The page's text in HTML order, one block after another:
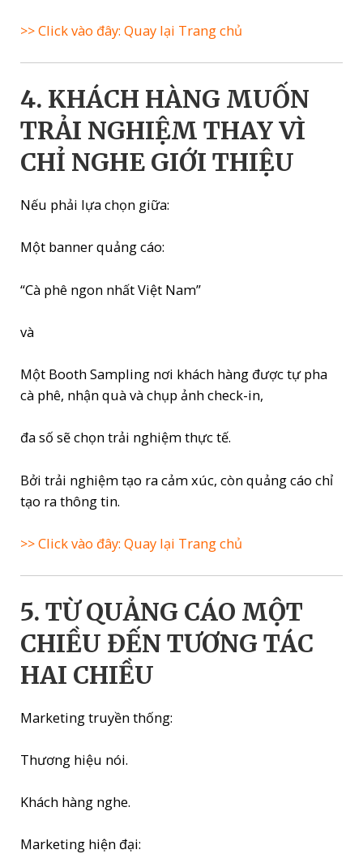
>> Click vào đây: Quay lại Trang chủ
4. KHÁCH HÀNG MUỐN
TRẢI NGHIỆM THAY VÌ
CHỈ NGHE GIỚI THIỆU
Nếu phải lựa chọn giữa:
Một banner quảng cáo:
“Cà phê ngon nhất Việt Nam”
và
Một Booth Sampling nơi khách hàng được tự pha
cà phê, nhận quà và chụp ảnh check-in,
đa số sẽ chọn trải nghiệm thực tế.
Bởi trải nghiệm tạo ra cảm xúc, còn quảng cáo chỉ
tạo ra thông tin.
>> Click vào đây: Quay lại Trang chủ
5. TỪ QUẢNG CÁO MỘT
CHIỀU ĐẾN TƯƠNG TÁC
HAI CHIỀU
Marketing truyền thống:
Thương hiệu nói.
Khách hàng nghe.
Marketing hiện đại: